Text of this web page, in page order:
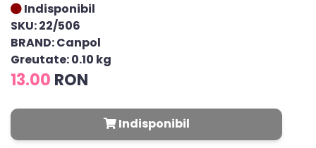
Indisponibil
SKU: 22/506
BRAND: Canpol
Greutate: 0.10 kg
13.00 RON
Indisponibil